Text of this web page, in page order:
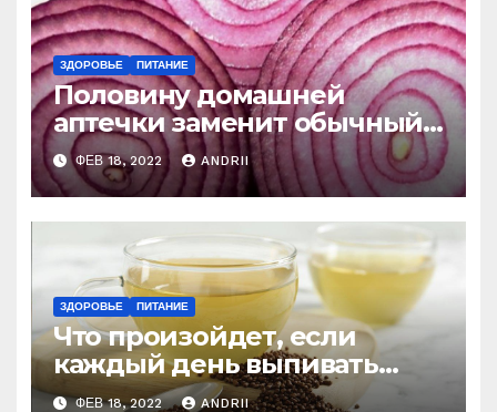
ЗДОРОВЬЕ ПИТАНИЕ
Половину домашней
аптечки заменит обычный
лук
ФЕВ 18, 2022 ANDRII
ЗДОРОВЬЕ ПИТАНИЕ
Что произойдет, если
каждый день выпивать
чашечку гречишного чая
ФЕВ 18, 2022 ANDRII